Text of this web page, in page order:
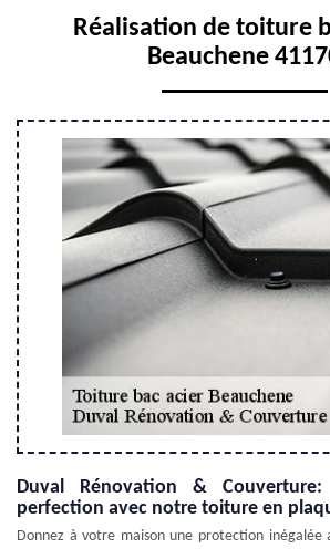
Réalisation de toiture
Beauchene
Duval Rénovation &
perfection avec notre toiture en
Donnez à votre maison une protection inégalée